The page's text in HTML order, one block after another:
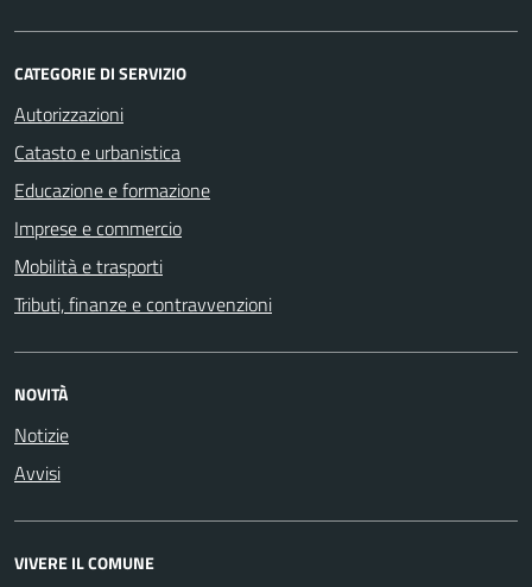
CATEGORIE DI SERVIZIO
Autorizzazioni
Catasto e urbanistica
Educazione e formazione
Imprese e commercio
Mobilità e trasporti
Tributi, finanze e contravvenzioni
NOVITÀ
Notizie
Avvisi
VIVERE IL COMUNE